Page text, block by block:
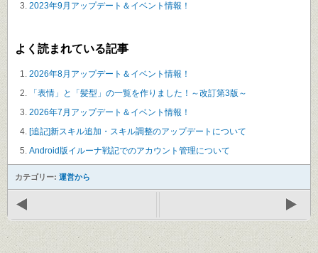
2023年9月アップデート＆イベント情報！
よく読まれている記事
2026年8月アップデート＆イベント情報！
「表情」と「髪型」の一覧を作りました！～改訂第3版～
2026年7月アップデート＆イベント情報！
[追記]新スキル追加・スキル調整のアップデートについて
Android版イルーナ戦記でのアカウント管理について
カテゴリー: 運営から